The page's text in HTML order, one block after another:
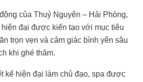
của Thuỷ Nguyên – Hải Phòng,
đại được kiến tạo với mục tiêu
trọn vẹn và cảm giác bình yên sâu
khi ghé thăm.
kế hiện đại làm chủ đạo, spa được